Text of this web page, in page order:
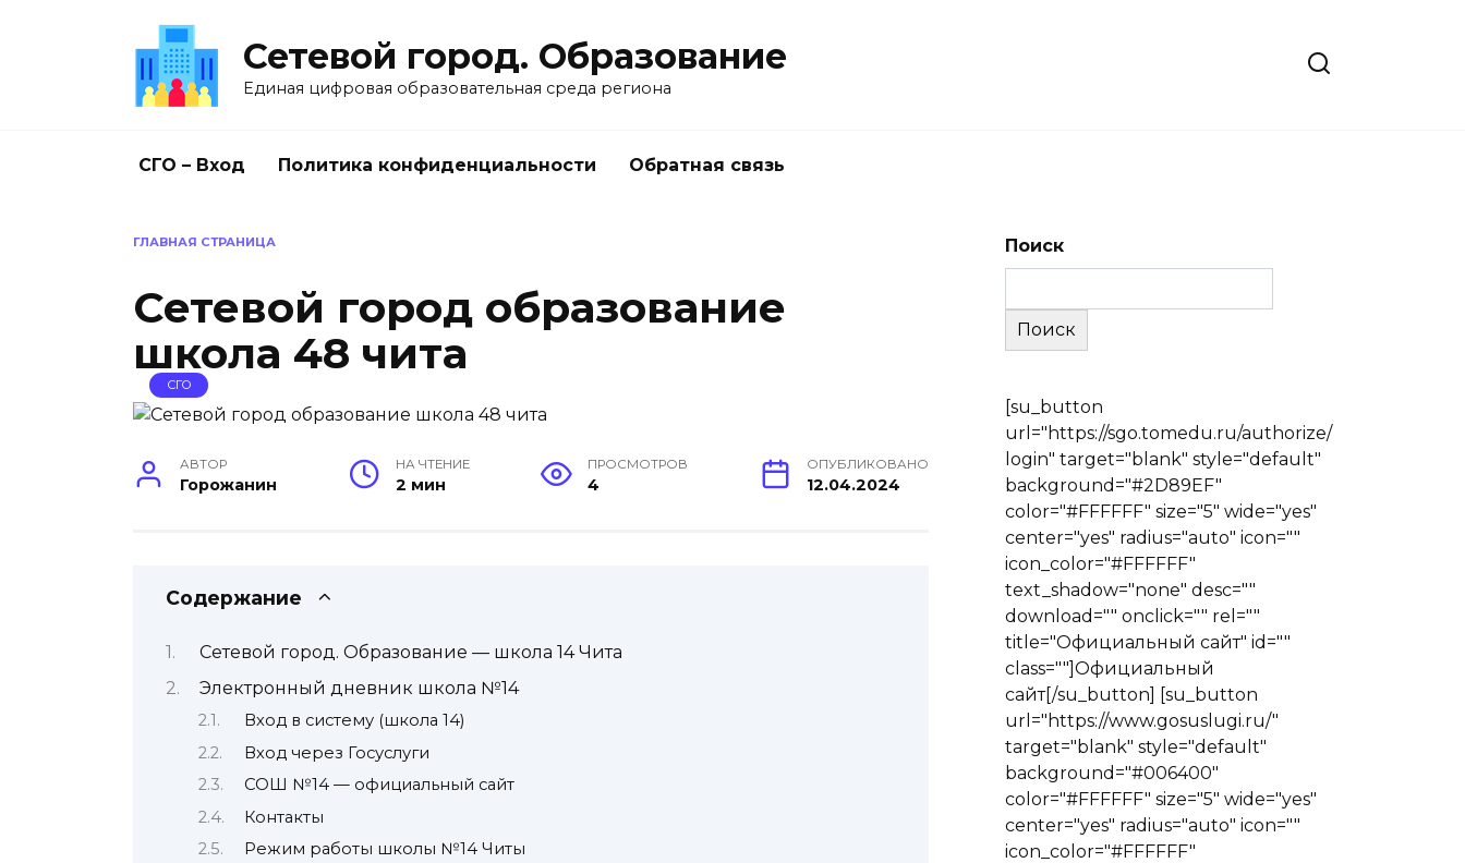
Сетевой город. Образование
Единая цифровая образовательная среда региона
СГО – Вход Политика конфиденциальности Обратная связь
ГЛАВНАЯ СТРАНИЦА
Сетевой город образование
школа 48 чита
СГО
АВТОР
Горожанин
НА ЧТЕНИЕ
2 мин
ПРОСМОТРОВ
4
ОПУБЛИКОВАНО
12.04.2024
Содержание
Сетевой город. Образование — школа 14 Чита
Электронный дневник школа №14
Вход в систему (школа 14)
Вход через Госуслуги
СОШ №14 — официальный сайт
Контакты
Режим работы школы №14 Читы
Поиск
Поиск
[su_button
url="https://sgo.tomedu.ru/authorize/
login" target="blank" style="default"
background="#2D89EF"
color="#FFFFFF" size="5" wide="yes"
center="yes" radius="auto" icon=""
icon_color="#FFFFFF"
text_shadow="none" desc=""
download="" onclick="" rel=""
title="Официальный сайт" id=""
class=""]Официальный
сайт[/su_button] [su_button
url="https://www.gosuslugi.ru/"
target="blank" style="default"
background="#006400"
color="#FFFFFF" size="5" wide="yes"
center="yes" radius="auto" icon=""
icon_color="#FFFFFF"